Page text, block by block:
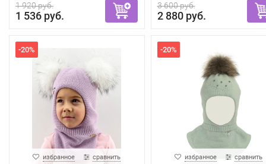
1 920 руб.
1 536 руб.
3 600 руб.
2 880 руб.
-20%
избранное сравнить
-20%
избранное сравнить